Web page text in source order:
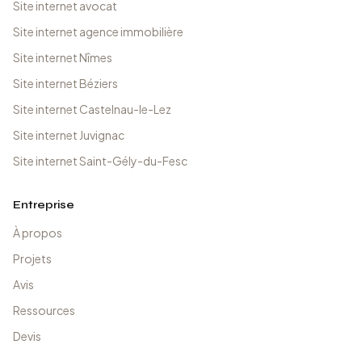
Site internet avocat
Site internet agence immobilière
Site internet Nîmes
Site internet Béziers
Site internet Castelnau-le-Lez
Site internet Juvignac
Site internet Saint-Gély-du-Fesc
Entreprise
À propos
Projets
Avis
Ressources
Devis